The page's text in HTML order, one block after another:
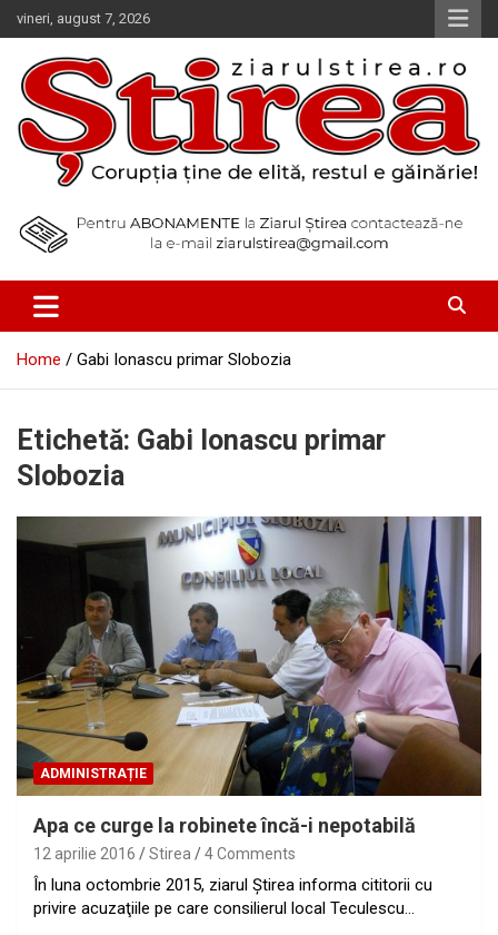
Skip
to
content
vineri, august 7, 2026
Ziarul Știrea
Home Gabi Ionascu primar Slobozia
Etichetă: Gabi Ionascu primar
Slobozia
ADMINISTRAȚIE
Apa ce curge la robinete încă-i nepotabilă
12 aprilie 2016 Stirea 4 Comments
În luna octombrie 2015, ziarul Ştirea informa cititorii cu
privire acuzaţiile pe care consilierul local Teculescu…